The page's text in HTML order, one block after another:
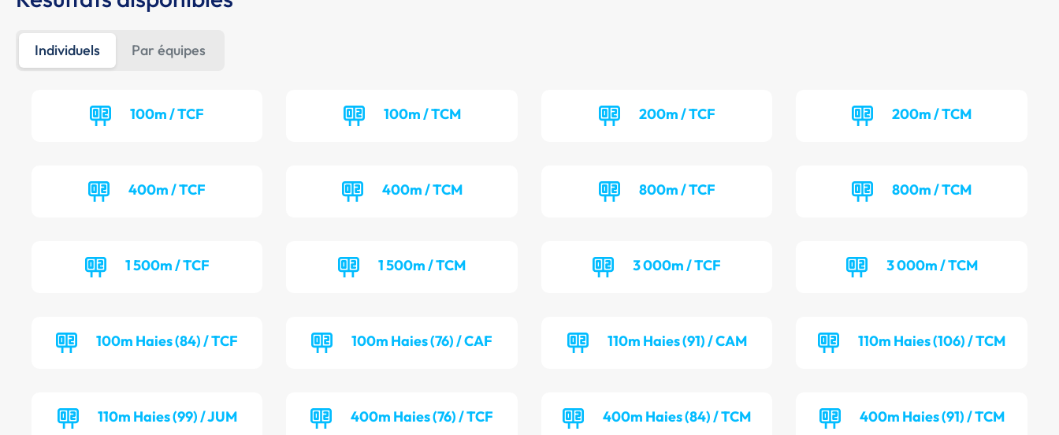
Individuels Par équipes
100m / TCF 100m / TCM 200m / TCF 200m / TCM
400m / TCF 400m / TCM 800m / TCF 800m / TCM
1 500m / TCF 1 500m / TCM 3 000m / TCF 3 000m / TCM
100m Haies (84) / TCF 100m Haies (76) / CAF 110m Haies (91) / CAM 110m Haies (106) / TCM
110m Haies (99) / JUM 400m Haies (76) / TCF 400m Haies (84) / TCM 400m Haies (91) / TCM